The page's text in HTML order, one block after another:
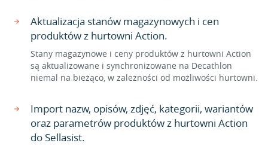
Aktualizacja stanów magazynowych i cen
produktów z hurtowni Action.
Stany magazynowe i ceny produktów z hurtowni Action
są aktualizowane i synchronizowane na Decathlon
niemal na bieżąco, w zależności od możliwości hurtowni.
Import nazw, opisów, zdjęć, kategorii, wariantów
oraz parametrów produktów z hurtowni Action
do Sellasist.